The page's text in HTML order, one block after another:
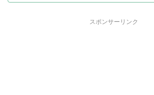
スポンサーリンク